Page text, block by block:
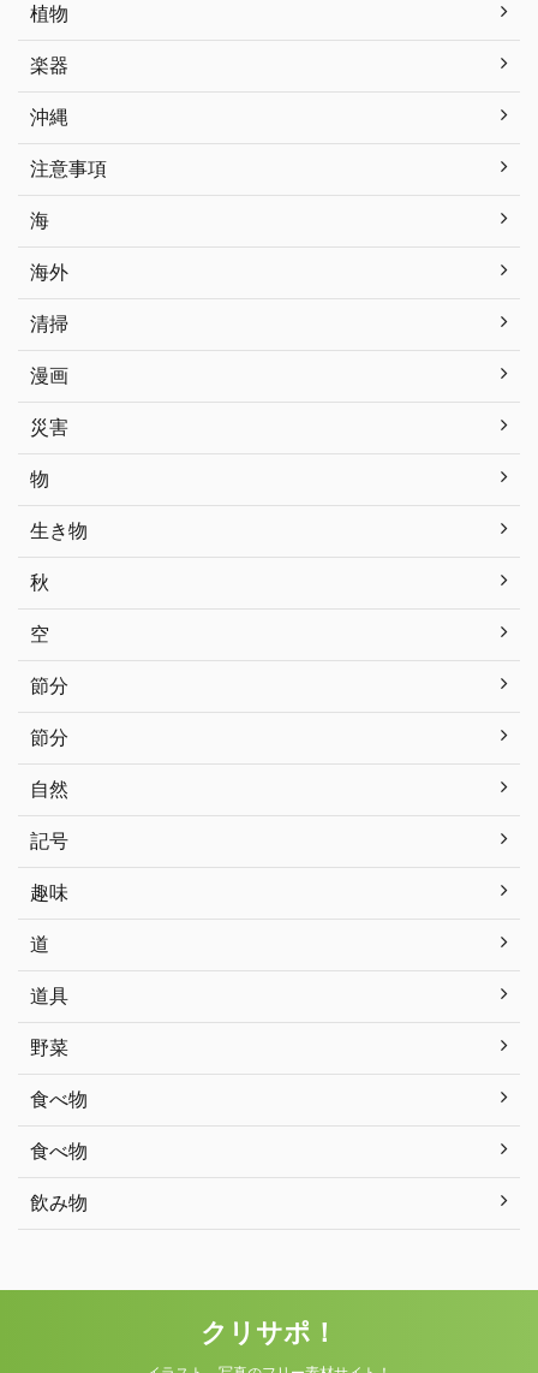
植物
楽器
沖縄
注意事項
海
海外
清掃
漫画
災害
物
生き物
秋
空
節分
節分
自然
記号
趣味
道
道具
野菜
食べ物
食べ物
飲み物
クリサポ！